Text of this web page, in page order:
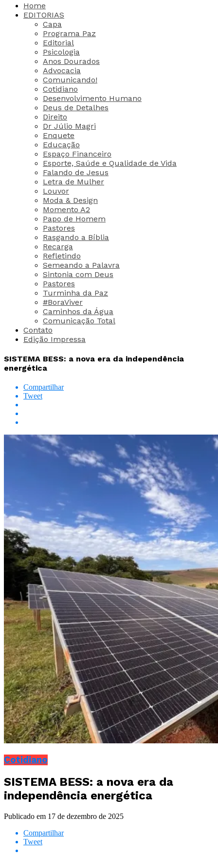
Home
EDITORIAS
Capa
Programa Paz
Editorial
Psicologia
Anos Dourados
Advocacia
Comunicando!
Cotidiano
Desenvolvimento Humano
Deus de Detalhes
Direito
Dr Júlio Magri
Enquete
Educação
Espaço Financeiro
Esporte, Saúde e Qualidade de Vida
Falando de Jesus
Letra de Mulher
Louvor
Moda & Design
Momento A2
Papo de Homem
Pastores
Rasgando a Bíblia
Recarga
Refletindo
Semeando a Palavra
Sintonia com Deus
Pastores
Turminha da Paz
#BoraViver
Caminhos da Água
Comunicação Total
Contato
Edição Impressa
SISTEMA BESS: a nova era da independência
energética
Compartilhar
Tweet
Cotidiano
SISTEMA BESS: a nova era da
independência energética
Publicado em 17 de dezembro de 2025
Compartilhar
Tweet